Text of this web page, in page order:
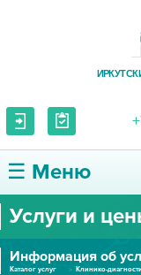
☰ Меню
О ЦЕНТРЕ
УСЛУГИ И ЦЕНЫ
Услуги и
Информация об
Каталог услуг Клинико-